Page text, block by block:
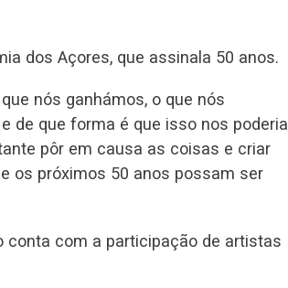
dos Açores, que assinala 50 anos.
nós ganhámos, o que nós
de que forma é que isso nos poderia
pôr em causa as coisas e criar
os próximos 50 anos possam ser
conta com a participação de artistas